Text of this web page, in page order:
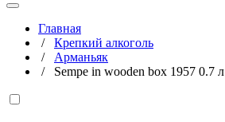
Главная
/ Крепкий алкоголь
/ Арманьяк
/ Sempe in wooden box 1957 0.7 л